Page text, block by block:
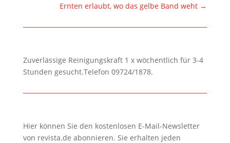
Ernten erlaubt, wo das gelbe Band weht →
Zuverlässige Reinigungskraft 1 x wöchentlich für 3-4
Stunden gesucht.Telefon 09724/1878.
Hier können Sie den kostenlosen E-Mail-Newsletter
von revista.de abonnieren. Sie erhalten jeden